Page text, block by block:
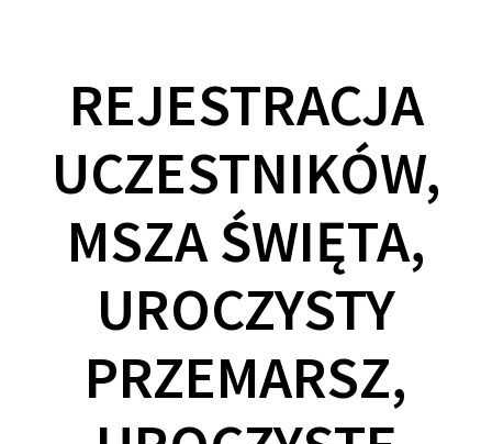
REJESTRACJA
UCZESTNIKÓW,
MSZA ŚWIĘTA,
UROCZYSTY
PRZEMARSZ,